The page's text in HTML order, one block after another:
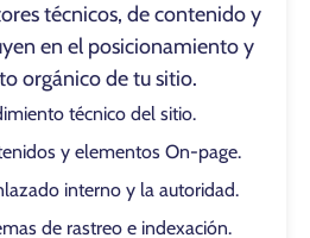
técnicos, de contenido y
en el posicionamiento y
orgánico de tu sitio.
técnico del sitio.
y elementos On-page.
interno y la autoridad.
de rastreo e indexación.